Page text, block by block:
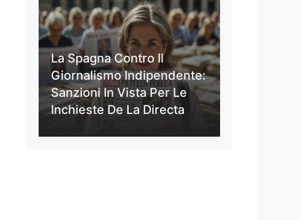
La Spagna Contro Il
Giornalismo Indipendente:
Sanzioni In Vista Per Le
Inchieste De La Directa